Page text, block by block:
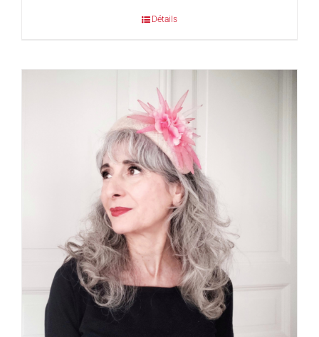
Détails